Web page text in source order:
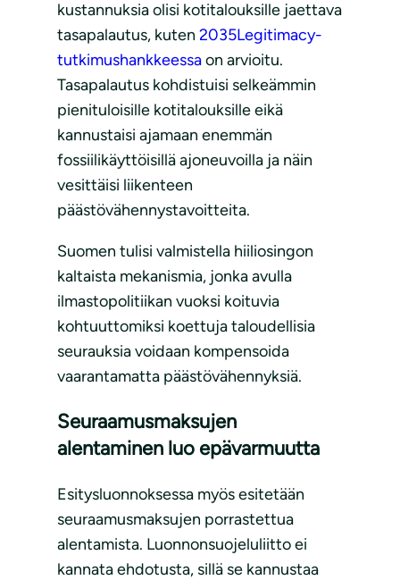
kustannuksia olisi kotitalouksille jaettava
tasapalautus, kuten 2035Legitimacy-
tutkimushankkeessaon arvioitu.
Tasapalautus kohdistuisi selkeämmin
pienituloisille kotitalouksille eikä
kannustaisi ajamaan enemmän
fossiilikäyttöisillä ajoneuvoilla ja näin
vesittäisi liikenteen
päästövähennystavoitteita.
Suomen tulisi valmistella hiiliosingon
kaltaista mekanismia, jonka avulla
ilmastopolitiikan vuoksi koituvia
kohtuuttomiksi koettuja taloudellisia
seurauksia voidaan kompensoida
vaarantamatta päästövähennyksiä.
Seuraamusmaksujen
alentaminen luo epävarmuutta
Esitysluonnoksessa myös esitetään
seuraamusmaksujen porrastettua
alentamista. Luonnonsuojeluliitto ei
kannata ehdotusta, sillä se kannustaa